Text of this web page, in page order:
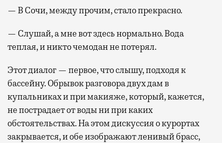
— В Сочи, между прочим, стало прекрасно.
— Слушай, а мне вот здесь нормально. Вода
теплая, и никто чемодан не потерял.
Этот диалог — первое, что слышу, подходя к
бассейну. Обрывок разговора двух дам в
купальниках и при макияже, который, кажется,
не пострадает от воды ни при каких
обстоятельствах. На этом дискуссия о курортах
закрывается, и обе изображают ленивый брасс,